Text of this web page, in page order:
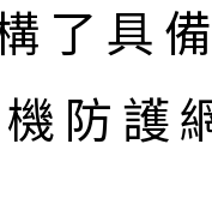
了具
防護